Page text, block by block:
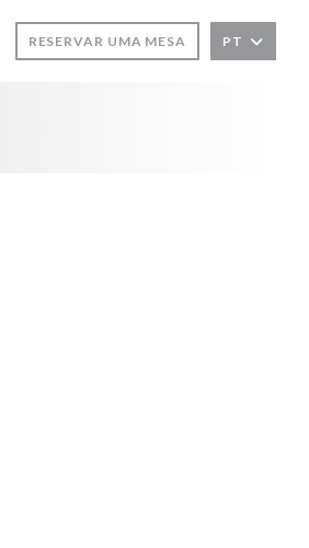
RESERVAR UMA MESA PT